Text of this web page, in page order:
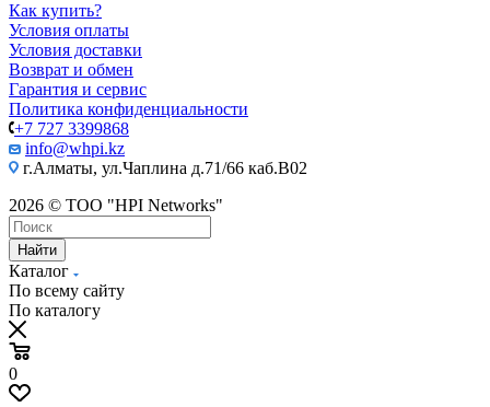
Как купить?
Условия оплаты
Условия доставки
Возврат и обмен
Гарантия и сервис
Политика конфиденциальности
+7 727 3399868
info@whpi.kz
г.Алматы, ул.Чаплина д.71/66 каб.B02
2026 © ТОО "HPI Networks"
Найти
Каталог
По всему сайту
По каталогу
0